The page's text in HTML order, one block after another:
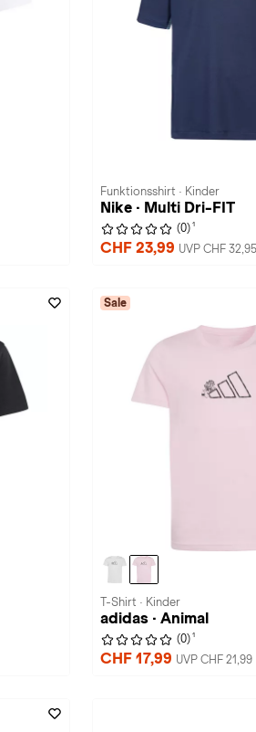
Funktionsshirt · Kinder
Nike · Multi Dri-FIT
(0) 1
CHF 23,99 UVP CHF 32,95
Sale
T-Shirt · Kinder
adidas · Animal
(0) 1
CHF 17,99 UVP CHF 21,99